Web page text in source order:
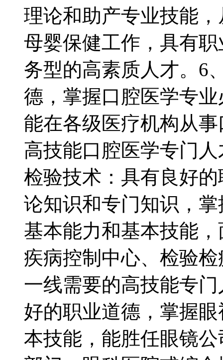
理论和助产专业技能
母婴保健工作，具有
务型的高素质人才。6
德，掌握口腔医学专
能在各级医疗机构从
高技能口腔医学专门
检验技术：具有良好
论知识和专门知识，
基本能力和基本技能
疾病控制中心、检验
一线需要的高技能专
好的职业道德，掌握
本技能，能胜任眼镜